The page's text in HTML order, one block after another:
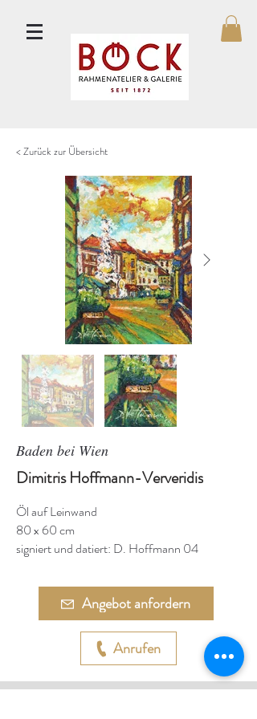
< Zurück zur Übersicht
Baden bei Wien
Dimitris Hoffmann-Ververidis
Öl auf Leinwand
80 x 60 cm
signiert und datiert: D. Hoffmann 04
Angebot anfordern
Anrufen